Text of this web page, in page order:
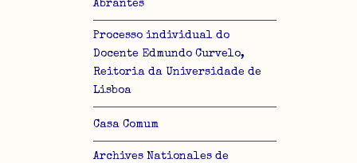
Abrantes
Processo individual do
Docente Edmundo Curvelo,
Reitoria da Universidade de
Lisboa
Casa Comum
Archives Nationales de